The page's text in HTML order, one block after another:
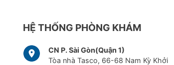
HỆ THỐNG PHÒNG KHÁM
CN P. Sài Gòn(Quận 1)
Tòa nhà Tasco, 66-68 Nam Kỳ Khởi